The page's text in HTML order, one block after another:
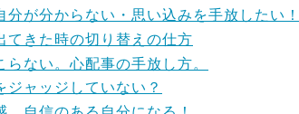
が分からない・思い込みを手放したい！
てきた時の切り替えの仕方
ない。心配事の手放し方。
ャッジしていない？